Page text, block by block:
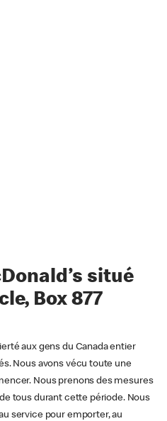
situé
Box 877
aux gens du Canada entier
Nous avons vécu toute une
Nous prenons des mesures
tous durant cette période. Nous
service pour emporter, au